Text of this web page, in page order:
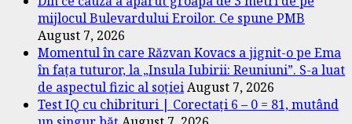
mijlocul Bulevardului Eroilor. Ce spune PMB
August 7, 2026
Momentul în care Răzvan Kovacs a jignit-o pe Ema
în fața tuturor, la „Insula Iubirii: Reuniuni”. S-a luat
de aspectul fizic al soțieiAugust 7, 2026
Test IQ cu chibrituri | Corectați 6 – 0 = 81, mutând